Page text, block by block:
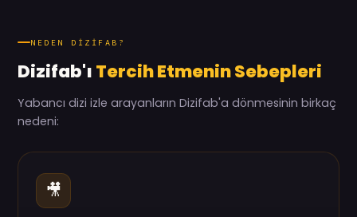
NEDEN DIZIFAB?
Dizifab'ıTercih Etmenin Sebepleri
Yabancı dizi izle arayanların Dizifab'a dönmesinin birkaç
nedeni:
🎥